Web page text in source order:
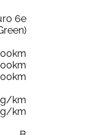
6e
g/km
g/km